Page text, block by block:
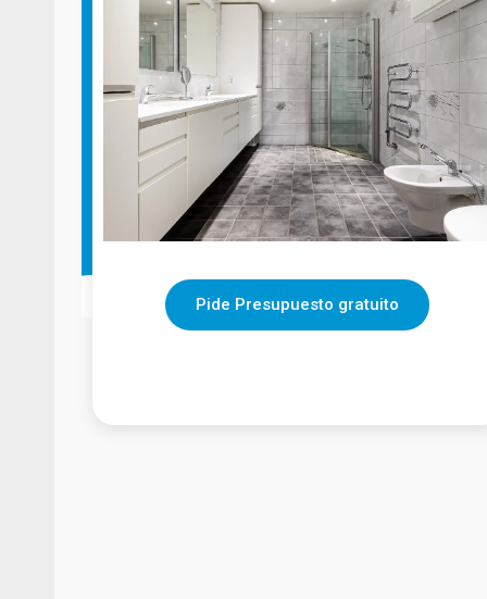
Pide Presupuesto gratuito